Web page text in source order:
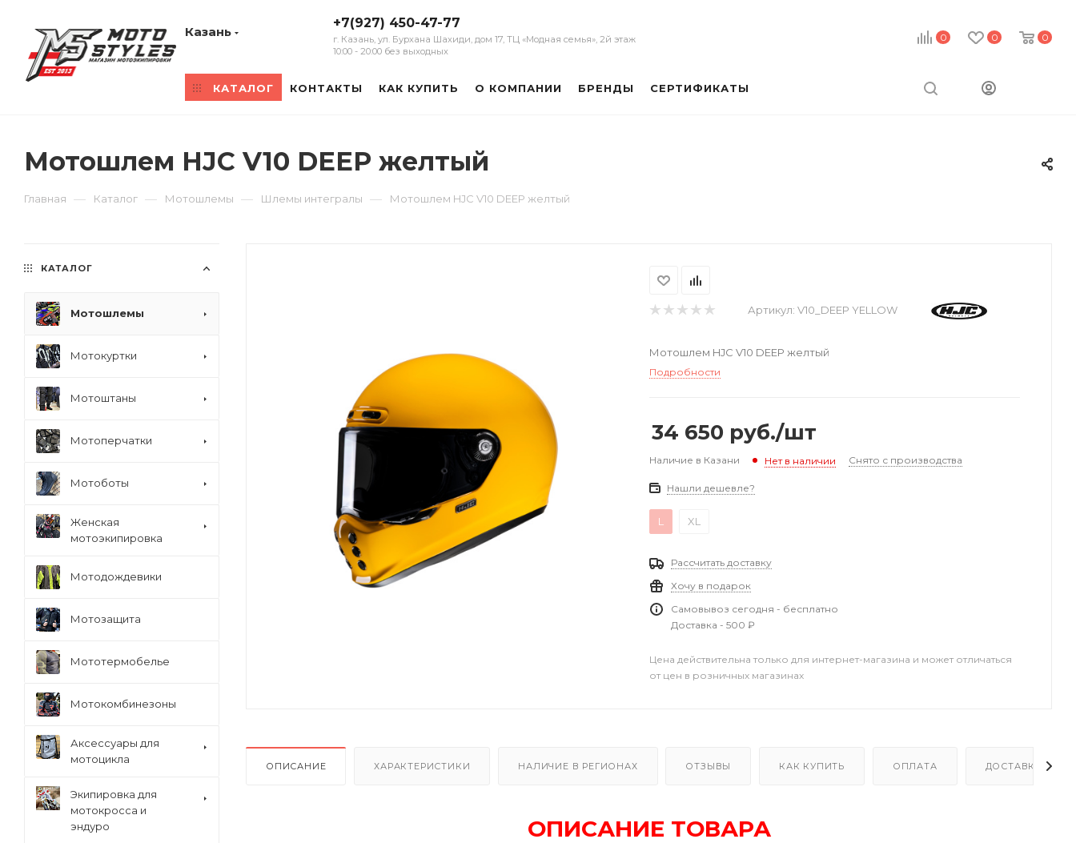
0 0 0
Казань
+7(927) 450-47-77
г. Казань, ул. Бурхана Шахиди, дом 17, ТЦ «Модная семья», 2й этаж
10:00 - 20:00 без выходных
КАТАЛОГ КОНТАКТЫ КАК КУПИТЬ О КОМПАНИИ БРЕНДЫ СЕРТИФИКАТЫ
Мотошлем HJC V10 DEEP желтый
Главная — Каталог — Мотошлемы — Шлемы интегралы — Мотошлем HJC V10 DEEP желтый
Артикул: V10_DEEP YELLOW
Мотошлем HJC V10 DEEP желтый
Подробности
34 650 руб./шт
Наличие в Казани Нет в наличии Снято с производства
Нашли дешевле?
L XL
Рассчитать доставку
Хочу в подарок
Самовывоз сегодня - бесплатно
Доставка - 500 ₽
Цена действительна только для интернет-магазина и может отличаться
от цен в розничных магазинах
ОПИСАНИЕ ХАРАКТЕРИСТИКИ НАЛИЧИЕ В РЕГИОНАХ ОТЗЫВЫ КАК КУПИТЬ ОПЛАТА ДОСТАВКА
ОПИСАНИЕ ТОВАРА
КАТАЛОГ
Мотошлемы
Мотокуртки
Мотоштаны
Мотоперчатки
Мотоботы
Женская
мотоэкипировка
Мотодождевики
Мотозащита
Мототермобелье
Мотокомбинезоны
Аксессуары для
мотоцикла
Экипировка для
мотокросса и
эндуро